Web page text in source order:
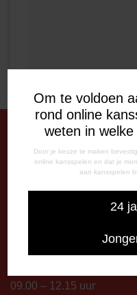
Om te voldoen
rond online
weten in
Door je keuze te maken
online kansspelen en dat je
aan kansspelen
24
DE OUDE MEERDIJK
Stadionplein 1
7825 SG Emmen
Maandag: 09.00 – 17.00
09.00 – 12.15 uur